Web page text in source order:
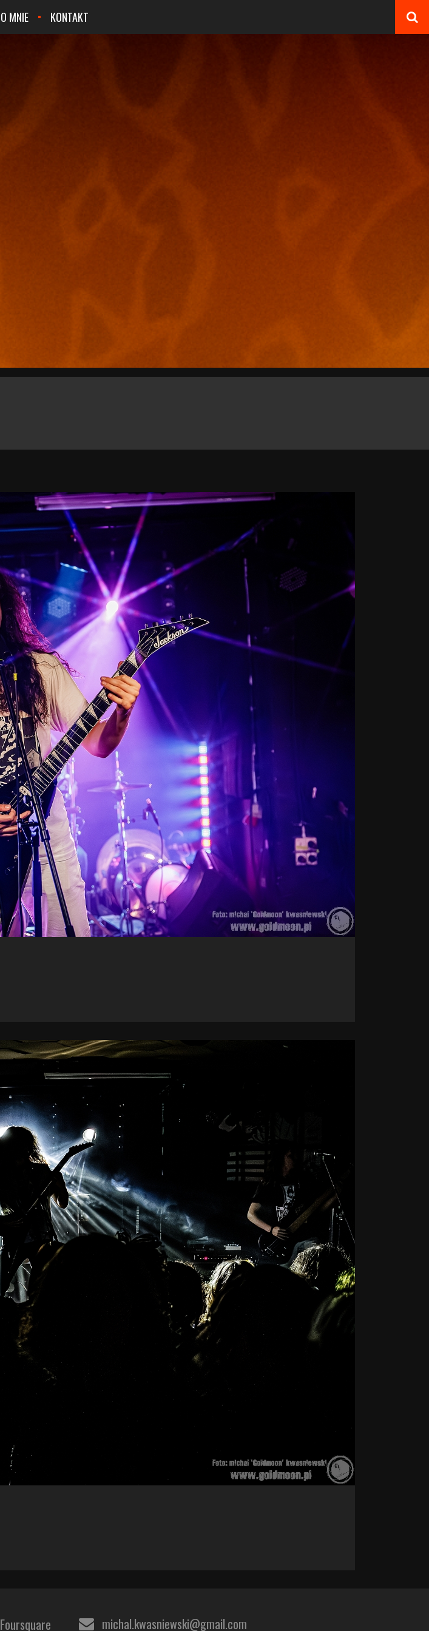
O MNIE KONTAKT
Foursquare michal.kwasniewski@gmail.com